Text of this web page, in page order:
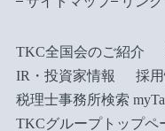
TKC全国会のご紹介
IR・投資家情報
採
税理士事務所検索
TKCグループトップペ